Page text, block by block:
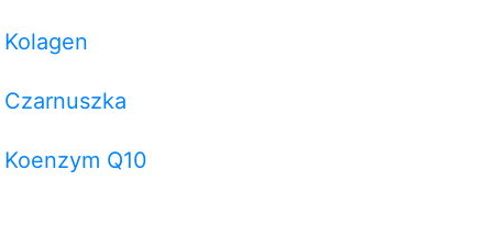
Kolagen
Czarnuszka
Koenzym Q10